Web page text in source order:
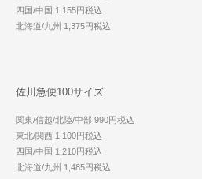
四国/中国 1,155円税込
北海道/九州 1,375円税込
佐川急便100サイズ
関東/信越/北陸/中部 990円税込
東北/関西 1,100円税込
四国/中国 1,210円税込
北海道/九州 1,485円税込